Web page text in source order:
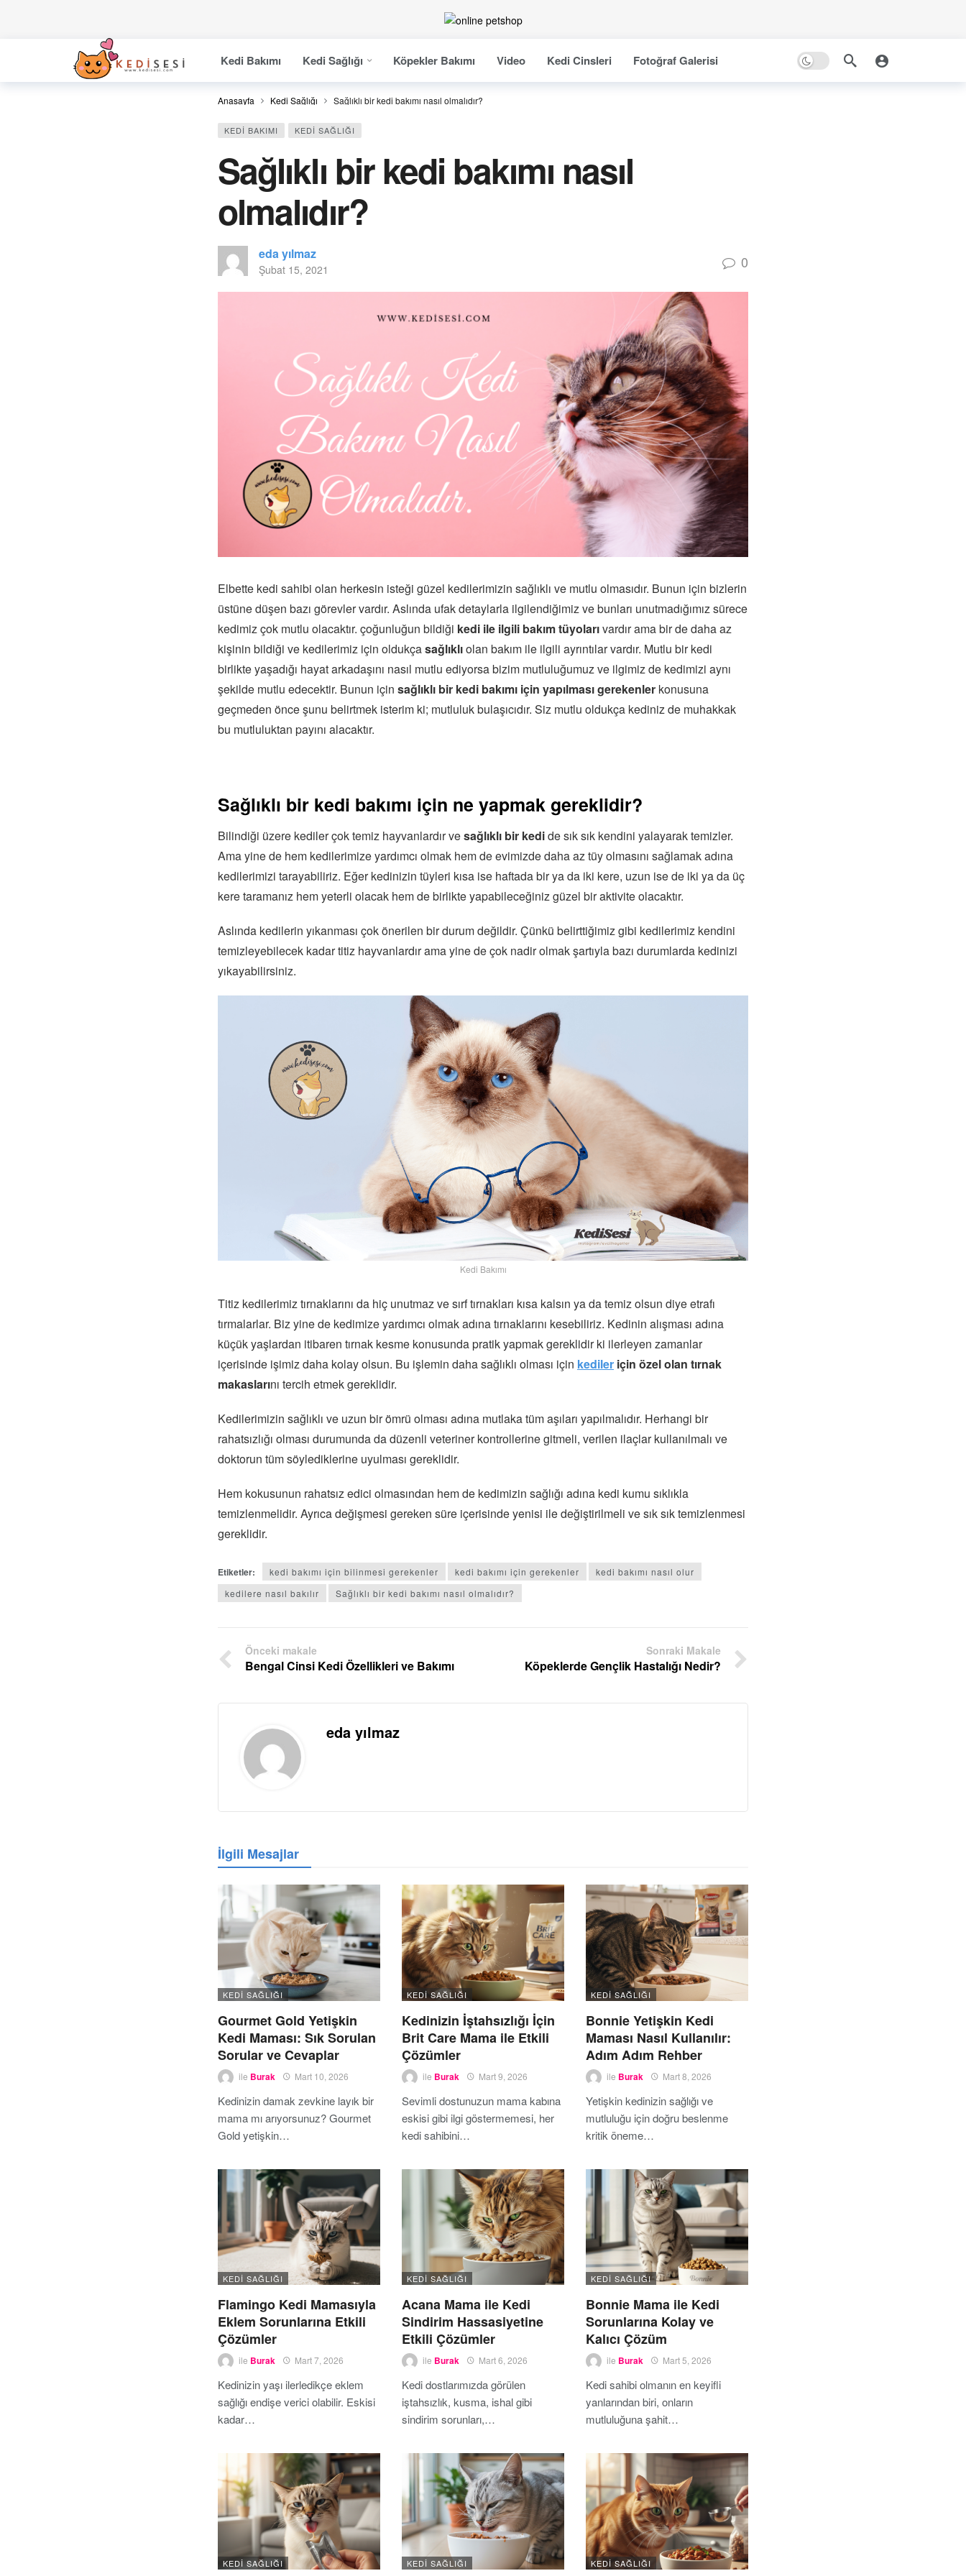
Kedi Bakımı Kedi Sağlığı Köpekler Bakımı Video Kedi Cinsleri Fotoğraf Galerisi
Anasayfa Kedi Sağlığı Sağlıklı bir kedi bakımı nasıl olmalıdır?
KEDI BAKIMI KEDI SAĞLIĞI
Sağlıklı bir kedi bakımı nasıl
olmalıdır?
eda yılmaz
Şubat 15, 2021 0
Elbette kedi sahibi olan herkesin isteği güzel kedilerimizin sağlıklı ve mutlu olmasıdır. Bunun için bizlerin
üstüne düşen bazı görevler vardır. Aslında ufak detaylarla ilgilendiğimiz ve bunları unutmadığımız sürece
kedimiz çok mutlu olacaktır. çoğunluğun bildiği kedi ile ilgili bakım tüyolarıvardır ama bir de daha az
kişinin bildiği ve kedilerimiz için oldukçasağlıklıolan bakım ile ilgili ayrıntılar vardır. Mutlu bir kedi
birlikte yaşadığı hayat arkadaşını nasıl mutlu ediyorsa bizim mutluluğumuz ve ilgimiz de kedimizi aynı
şekilde mutlu edecektir. Bunun için sağlıklı bir kedi bakımı için yapılması gerekenler konusuna
geçmeden önce şunu belirtmek isterim ki; mutluluk bulaşıcıdır. Siz mutlu oldukça kediniz de muhakkak
bu mutluluktan payını alacaktır.
Sağlıklı bir kedi bakımı için ne yapmak gereklidir?
Bilindiği üzere kediler çok temiz hayvanlardır vesağlıklı bir kedide sık sık kendini yalayarak temizler.
Ama yine de hem kedilerimize yardımcı olmak hem de evimizde daha az tüy olmasını sağlamak adına
kedilerimizi tarayabiliriz. Eğer kedinizin tüyleri kısa ise haftada bir ya da iki kere, uzun ise de iki ya da üç
kere taramanız hem yeterli olacak hem de birlikte yapabileceğiniz güzel bir aktivite olacaktır.
Aslında kedilerin yıkanması çok önerilen bir durum değildir. Çünkü belirttiğimiz gibi kedilerimiz kendini
temizleyebilecek kadar titiz hayvanlardır ama yine de çok nadir olmak şartıyla bazı durumlarda kedinizi
yıkayabilirsiniz.
Kedi Bakımı
Titiz kedilerimiz tırnaklarını da hiç unutmaz ve sırf tırnakları kısa kalsın ya da temiz olsun diye etrafı
tırmalarlar. Biz yine de kedimize yardımcı olmak adına tırnaklarını kesebiliriz. Kedinin alışması adına
küçük yaşlardan itibaren tırnak kesme konusunda pratik yapmak gereklidir ki ilerleyen zamanlar
içerisinde işimiz daha kolay olsun. Bu işlemin daha sağlıklı olması için kediler için özel olan tırnak
makaslarını tercih etmek gereklidir.
Kedilerimizin sağlıklı ve uzun bir ömrü olması adına mutlaka tüm aşıları yapılmalıdır. Herhangi bir
rahatsızlığı olması durumunda da düzenli veteriner kontrollerine gitmeli, verilen ilaçlar kullanılmalı ve
doktorun tüm söylediklerine uyulması gereklidir.
Hem kokusunun rahatsız edici olmasından hem de kedimizin sağlığı adına kedi kumu sıklıkla
temizlenmelidir. Ayrıca değişmesi gereken süre içerisinde yenisi ile değiştirilmeli ve sık sık temizlenmesi
gereklidir.
Etiketler: kedi bakımı için bilinmesi gerekenler kedi bakımı için gerekenler
kedi bakımı nasıl olur
kedilere nasıl bakılır
Sağlıklı bir kedi bakımı nasıl olmalıdır?
Önceki makale
Bengal Cinsi Kedi Özellikleri ve Bakımı
Sonraki Makale
Köpeklerde Gençlik Hastalığı Nedir?
eda yılmaz
İlgili Mesajlar
KEDI SAĞLIĞI
Gourmet Gold Yetişkin
Kedi Maması: Sık Sorulan
Sorular ve Cevaplar
ile Burak Mart 10, 2026
Kedinizin damak zevkine layık bir
mama mı arıyorsunuz? Gourmet
Gold yetişkin…
KEDI SAĞLIĞI
Kedinizin İştahsızlığı İçin
Brit Care Mama ile Etkili
Çözümler
ile Burak Mart 9, 2026
Sevimli dostunuzun mama kabına
eskisi gibi ilgi göstermemesi, her
kedi sahibini…
KEDI SAĞLIĞI
Bonnie Yetişkin Kedi
Maması Nasıl Kullanılır:
Adım Adım Rehber
ile Burak Mart 8, 2026
Yetişkin kedinizin sağlığı ve
mutluluğu için doğru beslenme
kritik öneme…
KEDI SAĞLIĞI
Flamingo Kedi Mamasıyla
Eklem Sorunlarına Etkili
Çözümler
ile Burak Mart 7, 2026
Kedinizin yaşı ilerledikçe eklem
sağlığı endişe verici olabilir. Eskisi
kadar…
KEDI SAĞLIĞI
Acana Mama ile Kedi
Sindirim Hassasiyetine
Etkili Çözümler
ile Burak Mart 6, 2026
Kedi dostlarımızda görülen
iştahsızlık, kusma, ishal gibi
sindirim sorunları,…
KEDI SAĞLIĞI
Bonnie Mama ile Kedi
Sorunlarına Kolay ve
Kalıcı Çözüm
ile Burak Mart 5, 2026
Kedi sahibi olmanın en keyifli
yanlarından biri, onların
mutluluğuna şahit…
KEDI SAĞLIĞI KEDI SAĞLIĞI KEDI SAĞLIĞI